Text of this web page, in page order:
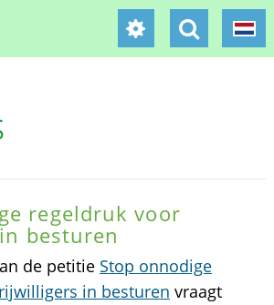
regeldruk voor
besturen
de petitie Stop onnodige
in besturen vraagt